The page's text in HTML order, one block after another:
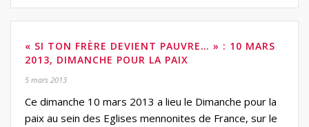
« SI TON FRÈRE DEVIENT PAUVRE… » : 10 MARS
2013, DIMANCHE POUR LA PAIX
5 mars 2013
Ce dimanche 10 mars 2013 a lieu le Dimanche pour la
paix au sein des Eglises mennonites de France, sur le